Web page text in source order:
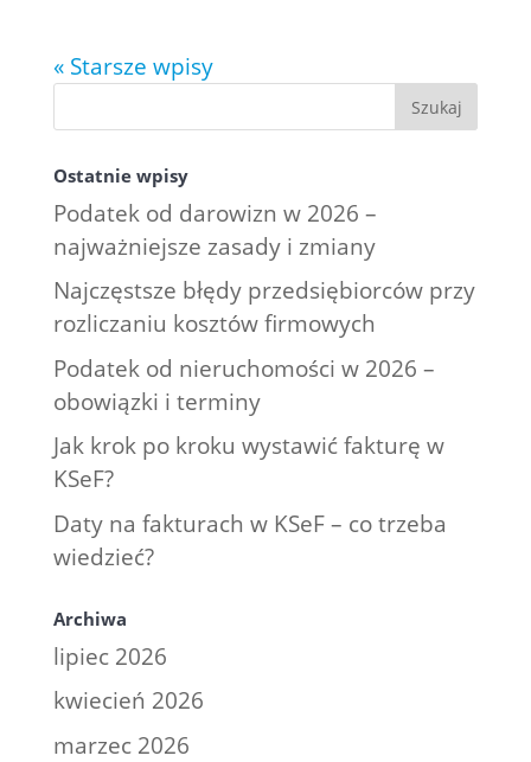
« Starsze wpisy
Ostatnie wpisy
Podatek od darowizn w 2026 –
najważniejsze zasady i zmiany
Najczęstsze błędy przedsiębiorców przy
rozliczaniu kosztów firmowych
Podatek od nieruchomości w 2026 –
obowiązki i terminy
Jak krok po kroku wystawić fakturę w
KSeF?
Daty na fakturach w KSeF – co trzeba
wiedzieć?
Archiwa
lipiec 2026
kwiecień 2026
marzec 2026